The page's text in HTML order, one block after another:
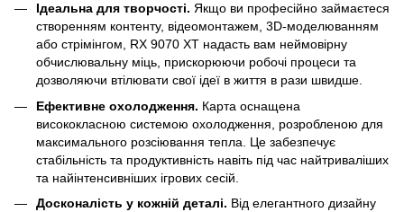
Ідеальна для творчості. Якщо ви професійно займаєтеся
створенням контенту, відеомонтажем, 3D-моделюванням
або стрімінгом, RX 9070 XT надасть вам неймовірну
обчислювальну міць, прискорюючи робочі процеси та
дозволяючи втілювати свої ідеї в життя в рази швидше.
Ефективне охолодження. Карта оснащена
висококласною системою охолодження, розробленою для
максимального розсіювання тепла. Це забезпечує
стабільність та продуктивність навіть під час найтриваліших
та найінтенсивніших ігрових сесій.
Досконалість у кожній деталі. Від елегантного дизайну